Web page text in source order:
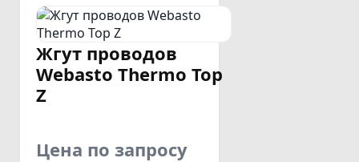
Жгут проводов
Webasto Thermo Top
Z
Цена по запросу